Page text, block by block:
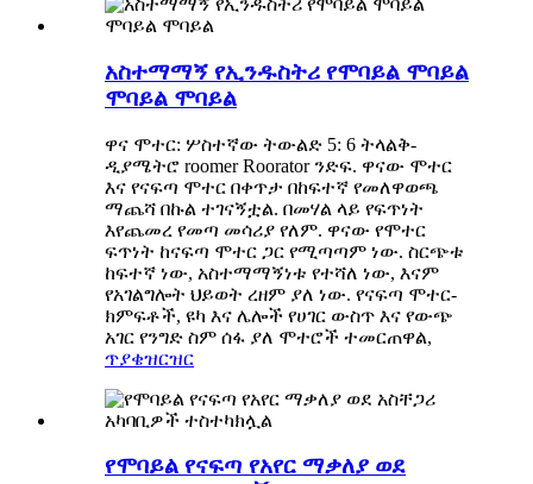
አስተማማኝ የኢንዱስትሪ የሞባይል ሞባይል
ሞባይል ሞባይል
ዋና ሞተር: ሦስተኛው ትውልድ 5: 6 ትላልቅ-
ዲያሜትሮ roomer Roorator ንድፍ. ዋናው ሞተር
እና የናፍጣ ሞተር በቀጥታ በከፍተኛ የመለዋወጫ
ማጨሻ በኩል ተገናኝቷል. በመሃል ላይ የፍጥነት
እየጨመረ የመጣ መሳሪያ የለም. ዋናው የሞተር
ፍጥነት ከናፍጣ ሞተር ጋር የሚጣጣም ነው. ስርጭቱ
ከፍተኛ ነው, አስተማማኝነቱ የተሻለ ነው, እናም
የአገልግሎት ህይወት ረዘም ያለ ነው. የናፍጣ ሞተር-
ክምፍቶች, ዩካ እና ሌሎች የሀገር ውስጥ እና የውጭ
አገር የንግድ ስም ሰፋ ያለ ሞተሮች ተመርጠዋል,
ጥያቄዝርዝር
የሞባይል የናፍጣ የአየር ማቃለያ ወደ